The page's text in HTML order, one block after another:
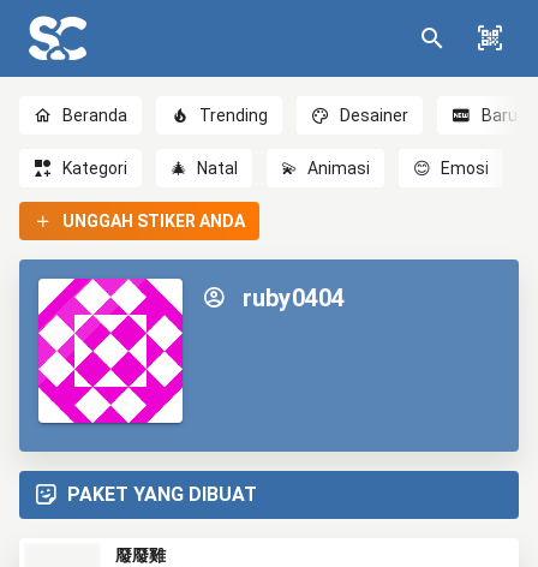
Beranda Trending Desainer Baru
Kategori 🎄 Natal 💫 Animasi 😊 Emosi
UNGGAH STIKER ANDA
ruby0404
PAKET YANG DIBUAT
廢廢雞